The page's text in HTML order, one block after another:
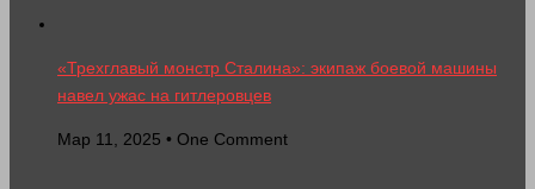
«Трехглавый монстр Сталина»: экипаж боевой машины
навел ужас на гитлеровцев
Мар 11, 2025 • One Comment